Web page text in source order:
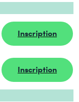
Inscription
Inscription